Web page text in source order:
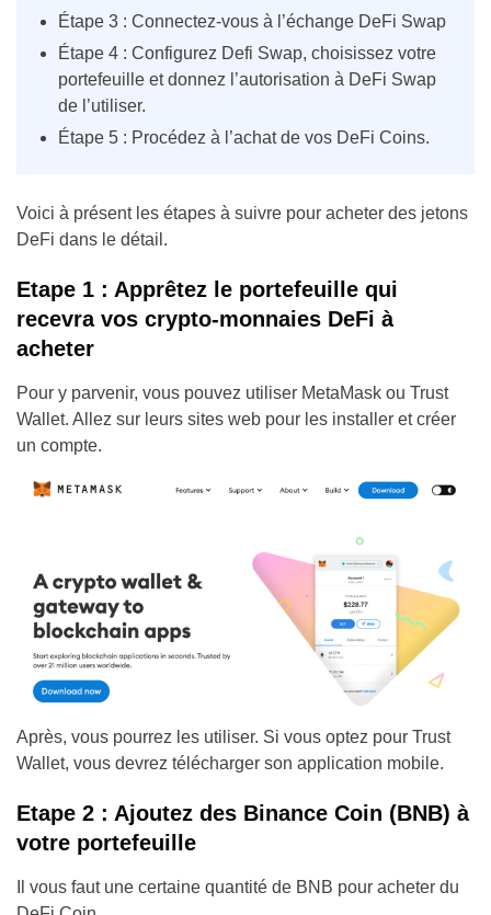
Étape 3 : Connectez-vous à l’échange DeFi Swap
Étape 4 : Configurez Defi Swap, choisissez votre
portefeuille et donnez l’autorisation à DeFi Swap
de l’utiliser.
Étape 5 : Procédez à l’achat de vos DeFi Coins.
Voici à présent les étapes à suivre pour acheter des jetons
DeFi dans le détail.
Etape 1 : Apprêtez le portefeuille qui
recevra vos crypto-monnaies DeFi à
acheter
Pour y parvenir, vous pouvez utiliser MetaMask ou Trust
Wallet. Allez sur leurs sites web pour les installer et créer
un compte.
Après, vous pourrez les utiliser. Si vous optez pour Trust
Wallet, vous devrez télécharger son application mobile.
Etape 2 : Ajoutez des Binance Coin (BNB) à
votre portefeuille
Il vous faut une certaine quantité de BNB pour acheter du